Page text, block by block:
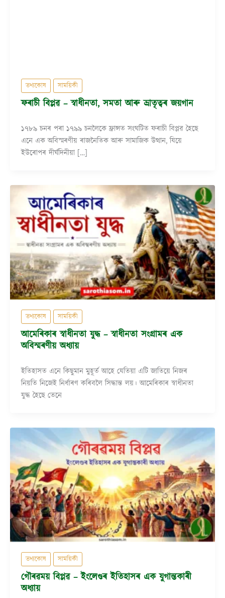
তথ্যকোষ সাময়িকী
ফৰাচী বিপ্লৱ – স্বাধীনতা, সমতা আৰু ভ্ৰাতৃত্বৰ জয়গান
১৭৮৯ চনৰ পৰা ১৭৯৯ চনলৈকে ফ্ৰান্সত সংঘটিত ফৰাচী বিপ্লৱ হৈছে
এনে এক অবিস্মৰণীয় ৰাজনৈতিক আৰু সামাজিক উত্থান, যিয়ে
ইউৰোপৰ দীৰ্ঘদিনীয়া […]
তথ্যকোষ সাময়িকী
আমেৰিকাৰ স্বাধীনতা যুদ্ধ – স্বাধীনতা সংগ্ৰামৰ এক
অবিস্মৰণীয় অধ্যায়
ইতিহাসত এনে কিছুমান মুহূৰ্ত আহে যেতিয়া এটি জাতিয়ে নিজৰ
নিয়তি নিজেই নিৰ্ধাৰণ কৰিবলৈ সিদ্ধান্ত লয়। আমেৰিকাৰ স্বাধীনতা
যুদ্ধ হৈছে তেনে
তথ্যকোষ সাময়িকী
গৌৰৱময় বিপ্লৱ – ইংলেণ্ডৰ ইতিহাসৰ এক যুগান্তকাৰী
অধ্যায়